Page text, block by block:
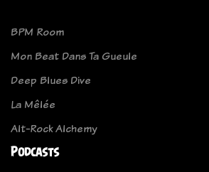
BPM Room
Mon Beat Dans Ta Gueule
Deep Blues Dive
La Mêlée
Alt-Rock Alchemy
Podcasts